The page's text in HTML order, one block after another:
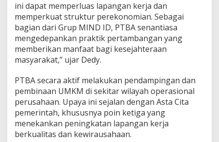
ini dapat memperluas lapangan kerja dan
memperkuat struktur perekonomian. Sebagai
bagian dari Grup MIND ID, PTBA senantiasa
mengedepankan praktik pertambangan yang
memberikan manfaat bagi kesejahteraan
masyarakat,” ujar Dedy.
PTBA secara aktif melakukan pendampingan dan
pembinaan UMKM di sekitar wilayah operasional
perusahaan. Upaya ini sejalan dengan Asta Cita
pemerintah, khususnya poin ketiga yang
menekankan peningkatan lapangan kerja
berkualitas dan kewirausahaan.